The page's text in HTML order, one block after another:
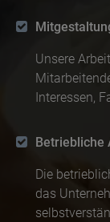
Unsere
Interessen,
Betriebliche
Die
das